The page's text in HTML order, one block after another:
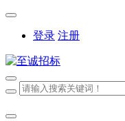
登录 注册